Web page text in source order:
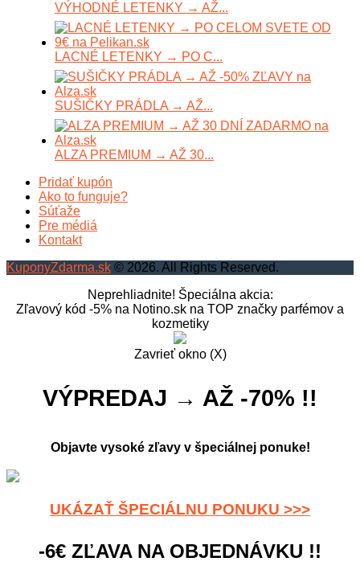
VÝHODNÉ LETENKY → AŽ...
LACNÉ LETENKY → PO C...
SUŠIČKY PRÁDLA → AŽ...
ALZA PREMIUM → AŽ 30...
Pridať kupón
Ako to funguje?
Súťaže
Pre médiá
Kontakt
KuponyZdarma.sk © 2026. All Rights Reserved.
Neprehliadnite! Špeciálna akcia:
Zľavový kód -5% na Notino.sk na TOP značky parfémov a
kozmetiky
Zavrieť okno (X)
VÝPREDAJ → AŽ -70% !!
Objavte vysoké zľavy v špeciálnej ponuke!
UKÁZAŤ ŠPECIÁLNU PONUKU >>>
-6€ ZĽAVA NA OBJEDNÁVKU !!